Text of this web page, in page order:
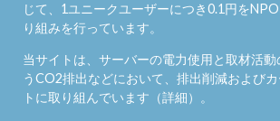
じて、1ユニークユーザーにつき0.1円を
り組みを行っています。
当サイトは、サーバーの電力使用と取材活
うCO2排出などにおいて、排出削減および
トに取り組んでいます（詳細）。